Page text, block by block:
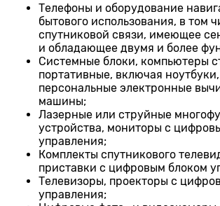
Телефоны и оборудование
бытового использования, в том
спутниковой связи, имеющее
и обладающее двумя и более
Системные блоки, компьютеры
портативные, включая
персональные электронные
машины;
Лазерные или струйные
устройства, мониторы с
управления;
Комплекты спутникового
приставки с цифровым блоком
Телевизоры, проекторы с
управления;